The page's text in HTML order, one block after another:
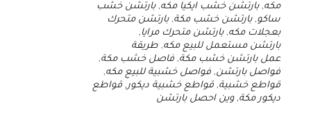
مكه,بارتشن خشب ايكيا مكه,بارتشن خشب
ساكو,بارتشن خشب مكة,بارتشن متحرك
بعجلات مكه,بارتشن متحرك مرايا ,
بارتشن مستعمل للبيع مكه, طريقة
عمل بارتشن خشب مكة, فاصل خشب مكة,
فواصل بارتشن, فواصل خشبية للبيع مكه,
قواطع خشبية, قواطع خشبية ديكور , قواطع
ديكور مكة,وين احصل بارتشن